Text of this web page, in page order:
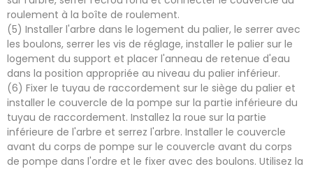
roulement à la boîte de roulement.
(5) Installer l'arbre dans le logement du palier, le serrer avec
les boulons, serrer les vis de réglage, installer le palier sur le
logement du support et placer l'anneau de retenue d'eau
dans la position appropriée au niveau du palier inférieur.
(6) Fixer le tuyau de raccordement sur le siège du palier et
installer le couvercle de la pompe sur la partie inférieure du
tuyau de raccordement. Installez la roue sur la partie
inférieure de l'arbre et serrez l'arbre. Installer le couvercle
avant du corps de pompe sur le couvercle avant du corps
de pompe dans l'ordre et le fixer avec des boulons. Utilisez la